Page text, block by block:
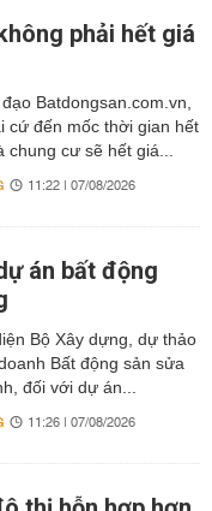
phải hết giá
Batdongsan.com.vn,
cứ đến mốc thời gian hết
chung cư sẽ hết giá...
11:22 | 07/08/2026
án bất động
Bộ Xây dựng, dự thảo
Bất động sản sửa
đối với dự án...
11:26 | 07/08/2026